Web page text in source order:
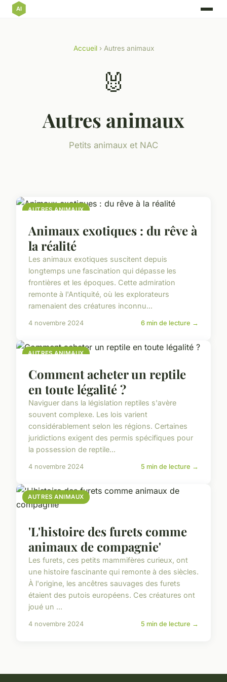
Accueil› Autres animaux
🐰
Autres animaux
Petits animaux et NAC
AUTRES ANIMAUX
Animaux exotiques : du rêve à
la réalité
Les animaux exotiques suscitent depuis
longtemps une fascination qui dépasse les
frontières et les époques. Cette admiration
remonte à l'Antiquité, où les explorateurs
ramenaient des créatures inconnu...
4 novembre 2024 6 min de lecture →
AUTRES ANIMAUX
Comment acheter un reptile
en toute légalité ?
Naviguer dans la législation reptiles s'avère
souvent complexe. Les lois varient
considérablement selon les régions. Certaines
juridictions exigent des permis spécifiques pour
la possession de reptile...
4 novembre 2024 5 min de lecture →
AUTRES ANIMAUX
'L'histoire des furets comme
animaux de compagnie'
Les furets, ces petits mammifères curieux, ont
une histoire fascinante qui remonte à des siècles.
À l'origine, les ancêtres sauvages des furets
étaient des putois européens. Ces créatures ont
joué un ...
4 novembre 2024 5 min de lecture →